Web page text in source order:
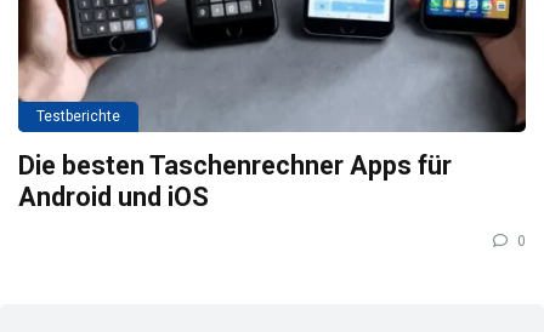
Testberichte
Die besten Taschenrechner Apps für
Android und iOS
0